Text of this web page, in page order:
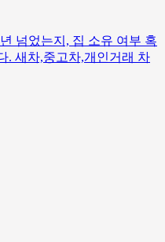
넘었는지, 집 소유 여부 혹
. 새차,중고차,개인거래 차